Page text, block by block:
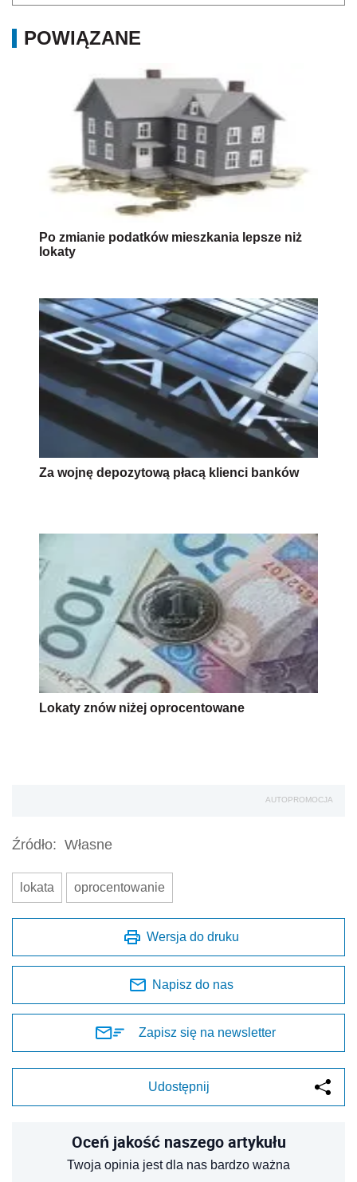
POWIĄZANE
Po zmianie podatków mieszkania lepsze niż
lokaty
Za wojnę depozytową płacą klienci banków
Lokaty znów niżej oprocentowane
AUTOPROMOCJA
Źródło: Własne
lokata oprocentowanie
Wersja do druku
Napisz do nas
Zapisz się na newsletter
Udostępnij
Oceń jakość naszego artykułu
Twoja opinia jest dla nas bardzo ważna